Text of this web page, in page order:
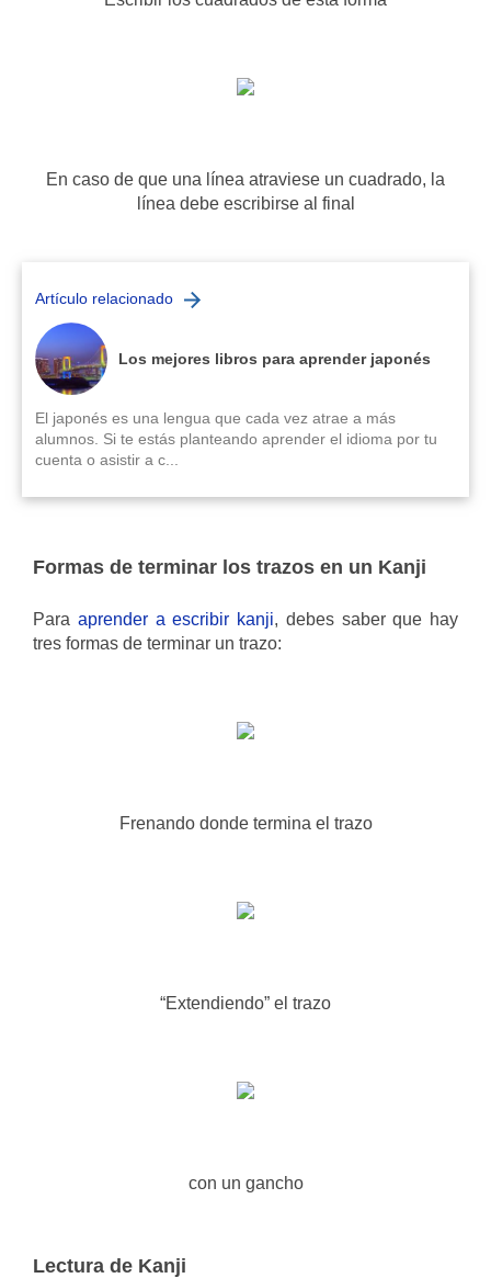
En caso de que una línea atraviese un cuadrado, la
línea debe escribirse al final
Artículo relacionado
Los mejores libros para aprender japonés
El japonés es una lengua que cada vez atrae a más
alumnos. Si te estás planteando aprender el idioma por tu
cuenta o asistir a c...
Formas de terminar los trazos en un Kanji
Para aprender a escribir kanji, debes saber que hay
tres formas de terminar un trazo:
Frenando donde termina el trazo
“Extendiendo” el trazo
con un gancho
Lectura de Kanji